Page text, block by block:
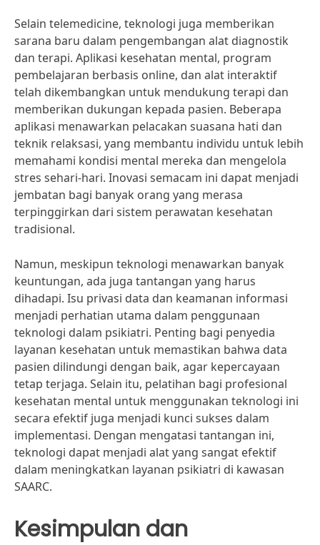
Selain telemedicine, teknologi juga memberikan
sarana baru dalam pengembangan alat diagnostik
dan terapi. Aplikasi kesehatan mental, program
pembelajaran berbasis online, dan alat interaktif
telah dikembangkan untuk mendukung terapi dan
memberikan dukungan kepada pasien. Beberapa
aplikasi menawarkan pelacakan suasana hati dan
teknik relaksasi, yang membantu individu untuk lebih
memahami kondisi mental mereka dan mengelola
stres sehari-hari. Inovasi semacam ini dapat menjadi
jembatan bagi banyak orang yang merasa
terpinggirkan dari sistem perawatan kesehatan
tradisional.
Namun, meskipun teknologi menawarkan banyak
keuntungan, ada juga tantangan yang harus
dihadapi. Isu privasi data dan keamanan informasi
menjadi perhatian utama dalam penggunaan
teknologi dalam psikiatri. Penting bagi penyedia
layanan kesehatan untuk memastikan bahwa data
pasien dilindungi dengan baik, agar kepercayaan
tetap terjaga. Selain itu, pelatihan bagi profesional
kesehatan mental untuk menggunakan teknologi ini
secara efektif juga menjadi kunci sukses dalam
implementasi. Dengan mengatasi tantangan ini,
teknologi dapat menjadi alat yang sangat efektif
dalam meningkatkan layanan psikiatri di kawasan
SAARC.
Kesimpulan dan